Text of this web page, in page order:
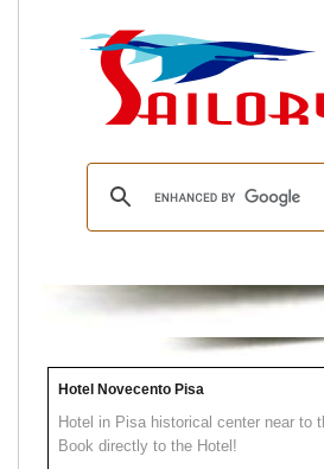
Hotel Novecento Pisa
Hotel in Pisa historical center near to
Book directly to the Hotel!